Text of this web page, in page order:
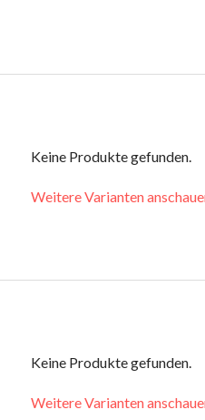
Keine Produkte gefunden.
Weitere Varianten
Keine Produkte gefunden.
Weitere Varianten